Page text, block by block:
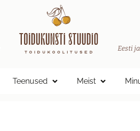
Eesti
Teenused Meist